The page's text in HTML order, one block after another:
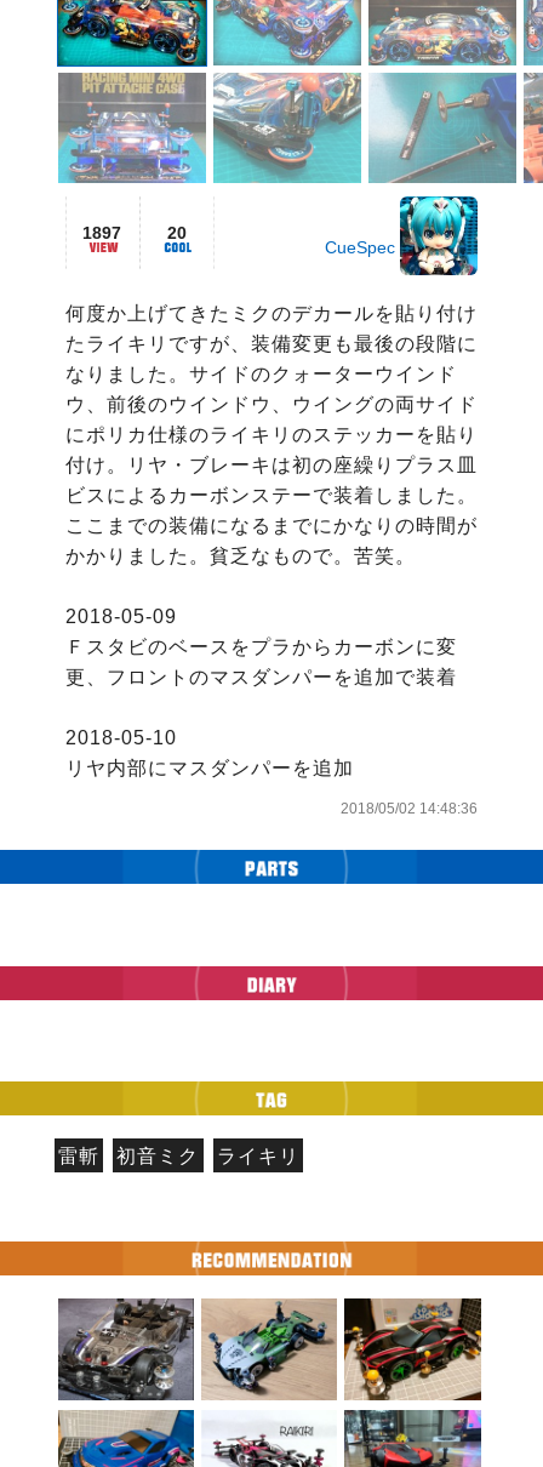
1897 20
CueSpec
何度か上げてきたミクのデカールを貼り付け
たライキリですが、装備変更も最後の段階に
なりました。サイドのクォーターウインド
ウ、前後のウインドウ、ウイングの両サイド
にポリカ仕様のライキリのステッカーを貼り
付け。リヤ・ブレーキは初の座繰りプラス皿
ビスによるカーボンステーで装着しました。
ここまでの装備になるまでにかなりの時間が
かかりました。貧乏なもので。苦笑。
2018-05-09
Ｆスタビのベースをプラからカーボンに変
更、フロントのマスダンパーを追加で装着
2018-05-10
リヤ内部にマスダンパーを追加
2018/05/02 14:48:36
雷斬 初音ミク ライキリ